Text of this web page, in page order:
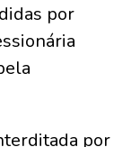
por
por